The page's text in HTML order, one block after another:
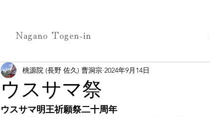
Nagano Togen-in
ウスサマ祭
桃源院 (長野 佐久) 曹洞宗 2024年9月14日
ウスサマ明王祈願祭二十周年